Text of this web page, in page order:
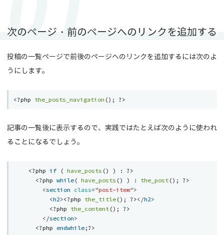
次のページ・前のページへのリンクを追加する
投稿の一覧ページで前後のページへのリンクを追加するには次のよ
うにします。
<?php the_posts_navigation () ; ?>
記事の一覧後に表示するので、実践ではたとえば次のように使われ
ることになるでしょう。
<?php if ( have_posts () ) :
?>
<?php while( have_posts () ) : the_post() ;
?>
<section class="post-item">
<h2><?php the_title() ; ?></h2>
<?php the_content() ;
?>
</section>
<?php endwhile; ?>